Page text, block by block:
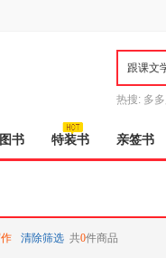
热搜: 多
图书 特装书 亲签书
清除筛选 共0件商品